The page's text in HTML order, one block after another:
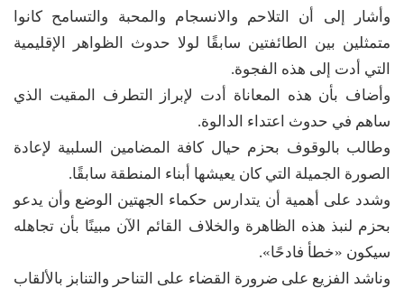
وأشار إلى أن التلاحم والانسجام والمحبة والتسامح كانوا
متمثلين بين الطائفتين سابقًا لولا حدوث الظواهر الإقليمية
التي أدت إلى هذه الفجوة.
وأضاف بأن هذه المعاناة أدت لإبراز التطرف المقيت الذي
ساهم في حدوث اعتداء الدالوة.
وطالب بالوقوف بحزم حيال كافة المضامين السلبية لإعادة
الصورة الجميلة التي كان يعيشها أبناء المنطقة سابقًا.
وشدد على أهمية أن يتدارس حكماء الجهتين الوضع وأن يدعو
بحزم لنبذ هذه الظاهرة والخلاف القائم الآن مبينًا بأن تجاهله
سيكون «خطأ فادحًا».
وناشد الفزيع على ضرورة القضاء على التناحر والتنابز بالألقاب